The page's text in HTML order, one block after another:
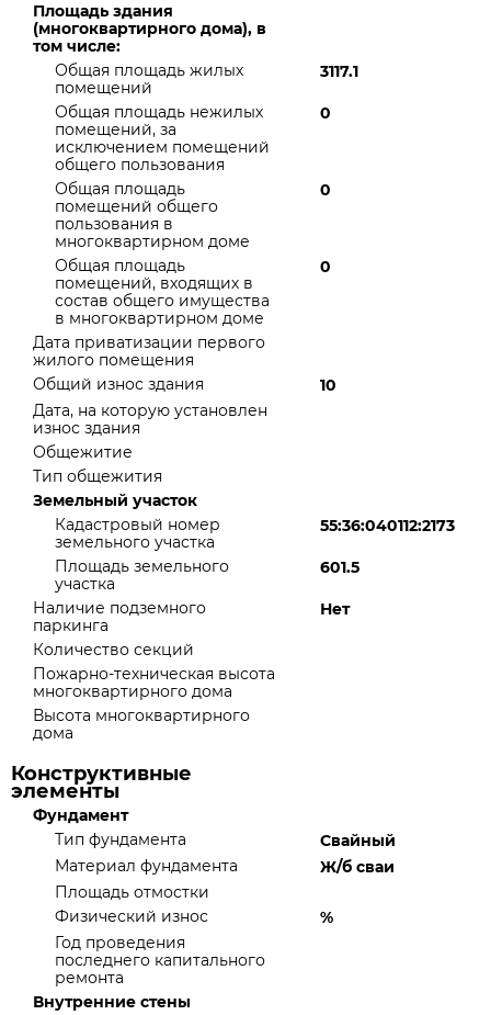
Площадь здания
(многоквартирного дома), в
том числе:
Общая площадь жилых
помещений
3117.1
Общая площадь нежилых
помещений, за
исключением помещений
общего пользования
0
Общая площадь
помещений общего
пользования в
многоквартирном доме
0
Общая площадь
помещений, входящих в
состав общего имущества
в многоквартирном доме
0
Дата приватизации первого
жилого помещения
Общий износ здания
10
Дата, на которую установлен
износ здания
Общежитие
Тип общежития
Земельный участок
Кадастровый номер
земельного участка
55:36:040112:2173
Площадь земельного
участка
601.5
Наличие подземного
паркинга
Нет
Количество секций
Пожарно-техническая высота
многоквартирного дома
Высота многоквартирного
дома
Конструктивные
элементы
Фундамент
Тип фундамента
Свайный
Материал фундамента
Ж/б сваи
Площадь отмостки
Физический износ
%
Год проведения
последнего капитального
ремонта
Внутренние стены